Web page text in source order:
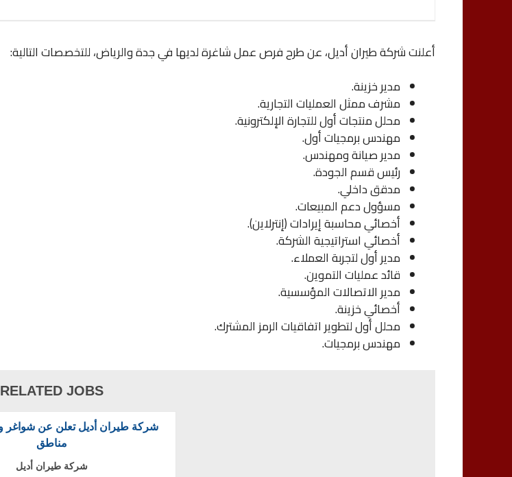
أعلنت شركة طيران أديل، عن طرح فرص عمل شاغرة لديها في جدة والرياض، للتخصصات التالية:
مدير خزينة.
مشرف ممثل العمليات التجارية.
محلل منتجات أول للتجارة الإلكترونية.
مهندس برمجيات أول.
مدير صيانة ومهندس.
رئيس قسم الجودة.
مدقق داخلي.
مسؤول دعم المبيعات.
أخصائي محاسبة إيرادات (إنترلاين).
أخصائي استراتيجية الشركة.
مدير أول لتجربة العملاء.
قائد عمليات التموين.
مدير الاتصالات المؤسسية.
أخصائي خزينة.
محلل أول لتطوير اتفاقيات الرمز المشترك.
مهندس برمجيات.
RELATED JOBS
مناطق
شركة طيران أديل